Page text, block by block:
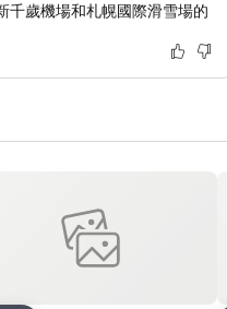
千歲機場和札幌國際滑雪場的